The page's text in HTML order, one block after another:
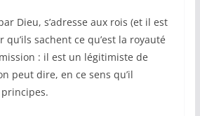
Dieu, s’adresse aux rois (et il est
sachent ce qu’est la royauté
: il est un légitimiste de
peut dire, en ce sens qu’il